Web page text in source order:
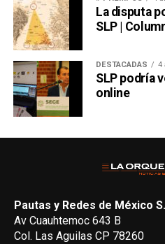
La disputa
SLP |
DESTACADAS 4
SLP podría
online
Pautas y Redes de México
Av Cuauhtemoc 643 B
Col. Las Aguilas CP 78260